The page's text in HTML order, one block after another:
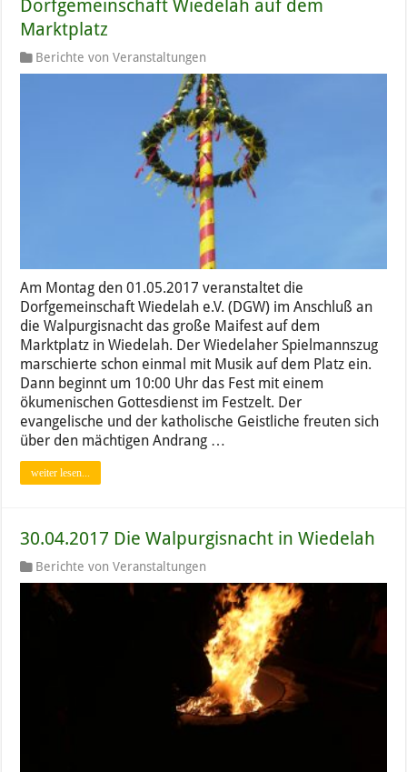
Dorfgemeinschaft Wiedelah auf dem
Marktplatz
Berichte von Veranstaltungen
Am Montag den 01.05.2017 veranstaltet die
Dorfgemeinschaft Wiedelah e.V. (DGW) im Anschluß an
die Walpurgisnacht das große Maifest auf dem
Marktplatz in Wiedelah. Der Wiedelaher Spielmannszug
marschierte schon einmal mit Musik auf dem Platz ein.
Dann beginnt um 10:00 Uhr das Fest mit einem
ökumenischen Gottesdienst im Festzelt. Der
evangelische und der katholische Geistliche freuten sich
über den mächtigen Andrang …
weiter lesen...
30.04.2017 Die Walpurgisnacht in Wiedelah
Berichte von Veranstaltungen